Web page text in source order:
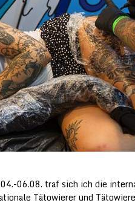
06.08. traf sich ich die
Tätowierer und